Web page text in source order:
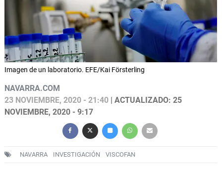
Imagen de un laboratorio. EFE/Kai Försterling
NAVARRA.COM
23 NOVIEMBRE, 2020 - 21:40 | ACTUALIZADO: 25
NOVIEMBRE, 2020 - 9:17
NAVARRA INVESTIGACIÓN VISCOFAN